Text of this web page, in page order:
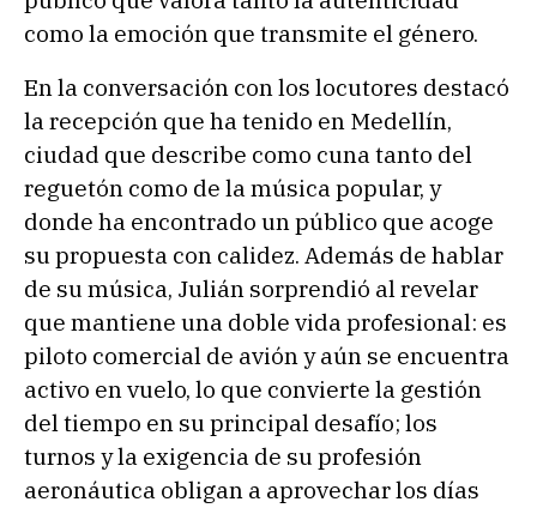
como la emoción que transmite el género.
En la conversación con los locutores destacó
la recepción que ha tenido en Medellín,
ciudad que describe como cuna tanto del
reguetón como de la música popular, y
donde ha encontrado un público que acoge
su propuesta con calidez. Además de hablar
de su música, Julián sorprendió al revelar
que mantiene una doble vida profesional: es
piloto comercial de avión y aún se encuentra
activo en vuelo, lo que convierte la gestión
del tiempo en su principal desafío; los
turnos y la exigencia de su profesión
aeronáutica obligan a aprovechar los días